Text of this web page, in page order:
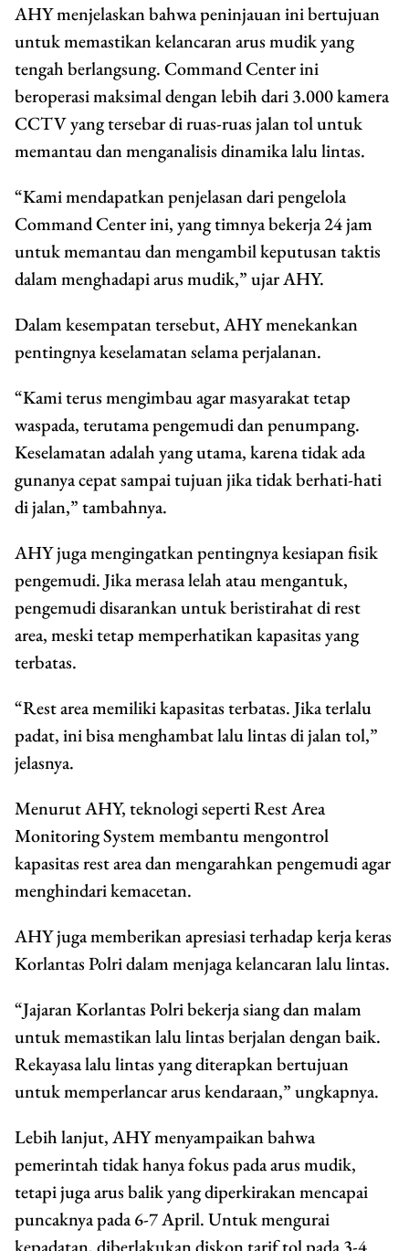
AHY menjelaskan bahwa peninjauan ini bertujuan
untuk memastikan kelancaran arus mudik yang
tengah berlangsung. Command Center ini
beroperasi maksimal dengan lebih dari 3.000 kamera
CCTV yang tersebar di ruas-ruas jalan tol untuk
memantau dan menganalisis dinamika lalu lintas.
“Kami mendapatkan penjelasan dari pengelola
Command Center ini, yang timnya bekerja 24 jam
untuk memantau dan mengambil keputusan taktis
dalam menghadapi arus mudik,” ujar AHY.
Dalam kesempatan tersebut, AHY menekankan
pentingnya keselamatan selama perjalanan.
“Kami terus mengimbau agar masyarakat tetap
waspada, terutama pengemudi dan penumpang.
Keselamatan adalah yang utama, karena tidak ada
gunanya cepat sampai tujuan jika tidak berhati-hati
di jalan,” tambahnya.
AHY juga mengingatkan pentingnya kesiapan fisik
pengemudi. Jika merasa lelah atau mengantuk,
pengemudi disarankan untuk beristirahat di rest
area, meski tetap memperhatikan kapasitas yang
terbatas.
“Rest area memiliki kapasitas terbatas. Jika terlalu
padat, ini bisa menghambat lalu lintas di jalan tol,”
jelasnya.
Menurut AHY, teknologi seperti Rest Area
Monitoring System membantu mengontrol
kapasitas rest area dan mengarahkan pengemudi agar
menghindari kemacetan.
AHY juga memberikan apresiasi terhadap kerja keras
Korlantas Polri dalam menjaga kelancaran lalu lintas.
“Jajaran Korlantas Polri bekerja siang dan malam
untuk memastikan lalu lintas berjalan dengan baik.
Rekayasa lalu lintas yang diterapkan bertujuan
untuk memperlancar arus kendaraan,” ungkapnya.
Lebih lanjut, AHY menyampaikan bahwa
pemerintah tidak hanya fokus pada arus mudik,
tetapi juga arus balik yang diperkirakan mencapai
puncaknya pada 6-7 April. Untuk mengurai